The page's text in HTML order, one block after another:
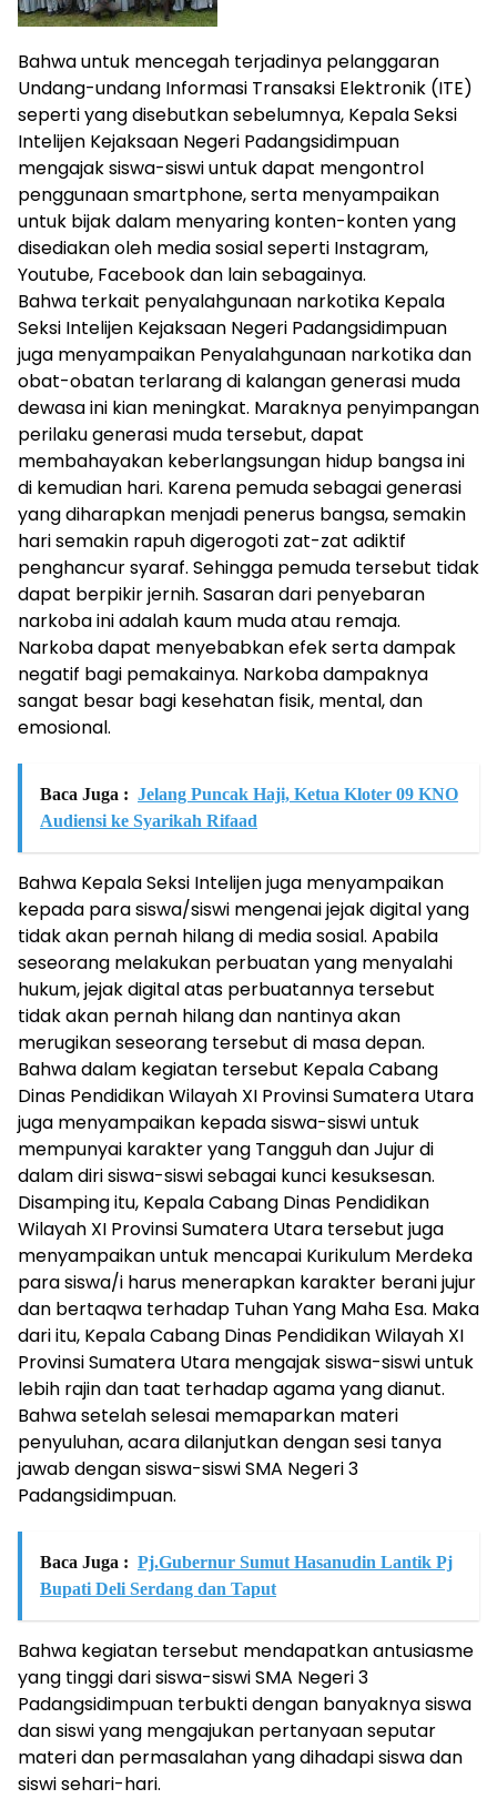
Bahwa untuk mencegah terjadinya pelanggaran
Undang-undang Informasi Transaksi Elektronik (ITE)
seperti yang disebutkan sebelumnya, Kepala Seksi
Intelijen Kejaksaan Negeri Padangsidimpuan
mengajak siswa-siswi untuk dapat mengontrol
penggunaan smartphone, serta menyampaikan
untuk bijak dalam menyaring konten-konten yang
disediakan oleh media sosial seperti Instagram,
Youtube, Facebook dan lain sebagainya.
Bahwa terkait penyalahgunaan narkotika Kepala
Seksi Intelijen Kejaksaan Negeri Padangsidimpuan
juga menyampaikan Penyalahgunaan narkotika dan
obat-obatan terlarang di kalangan generasi muda
dewasa ini kian meningkat. Maraknya penyimpangan
perilaku generasi muda tersebut, dapat
membahayakan keberlangsungan hidup bangsa ini
di kemudian hari. Karena pemuda sebagai generasi
yang diharapkan menjadi penerus bangsa, semakin
hari semakin rapuh digerogoti zat-zat adiktif
penghancur syaraf. Sehingga pemuda tersebut tidak
dapat berpikir jernih. Sasaran dari penyebaran
narkoba ini adalah kaum muda atau remaja.
Narkoba dapat menyebabkan efek serta dampak
negatif bagi pemakainya. Narkoba dampaknya
sangat besar bagi kesehatan fisik, mental, dan
emosional.
Baca Juga : Jelang Puncak Haji, Ketua Kloter 09 KNO
Audiensi ke Syarikah Rifaad
Bahwa Kepala Seksi Intelijen juga menyampaikan
kepada para siswa/siswi mengenai jejak digital yang
tidak akan pernah hilang di media sosial. Apabila
seseorang melakukan perbuatan yang menyalahi
hukum, jejak digital atas perbuatannya tersebut
tidak akan pernah hilang dan nantinya akan
merugikan seseorang tersebut di masa depan.
Bahwa dalam kegiatan tersebut Kepala Cabang
Dinas Pendidikan Wilayah XI Provinsi Sumatera Utara
juga menyampaikan kepada siswa-siswi untuk
mempunyai karakter yang Tangguh dan Jujur di
dalam diri siswa-siswi sebagai kunci kesuksesan.
Disamping itu, Kepala Cabang Dinas Pendidikan
Wilayah XI Provinsi Sumatera Utara tersebut juga
menyampaikan untuk mencapai Kurikulum Merdeka
para siswa/i harus menerapkan karakter berani jujur
dan bertaqwa terhadap Tuhan Yang Maha Esa. Maka
dari itu, Kepala Cabang Dinas Pendidikan Wilayah XI
Provinsi Sumatera Utara mengajak siswa-siswi untuk
lebih rajin dan taat terhadap agama yang dianut.
Bahwa setelah selesai memaparkan materi
penyuluhan, acara dilanjutkan dengan sesi tanya
jawab dengan siswa-siswi SMA Negeri 3
Padangsidimpuan.
Baca Juga : Pj.Gubernur Sumut Hasanudin Lantik Pj
Bupati Deli Serdang dan Taput
Bahwa kegiatan tersebut mendapatkan antusiasme
yang tinggi dari siswa-siswi SMA Negeri 3
Padangsidimpuan terbukti dengan banyaknya siswa
dan siswi yang mengajukan pertanyaan seputar
materi dan permasalahan yang dihadapi siswa dan
siswi sehari-hari.